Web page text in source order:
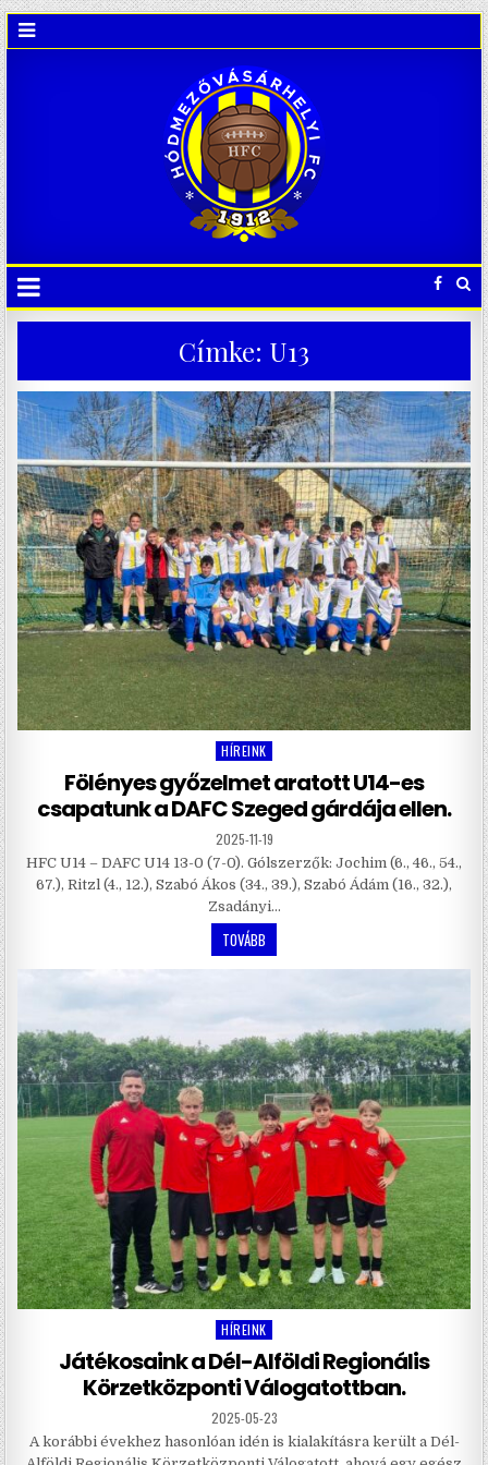
Címke: U13
Posted
in
HÍREINK
Fölényes győzelmet aratott U14-es
csapatunk a DAFC Szeged gárdája ellen.
2025-11-19
HFC U14 – DAFC U14 13-0 (7-0). Gólszerzők: Jochim (6., 46., 54.,
67.), Ritzl (4., 12.), Szabó Ákos (34., 39.), Szabó Ádám (16., 32.),
Zsadányi…
TOVÁBB
Posted
in
HÍREINK
Játékosaink a Dél-Alföldi Regionális
Körzetközponti Válogatottban.
2025-05-23
A korábbi évekhez hasonlóan idén is kialakításra került a Dél-